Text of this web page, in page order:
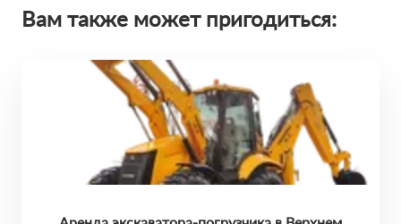
Вам также может пригодиться: